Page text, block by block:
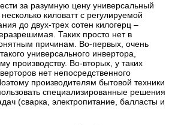
за разумную цену универсальный
киловатт с регулируемой
до двух-трех сотен килогерц –
Таких просто нет в
причинам. Во-первых, очень
универсального инвертора,
производству. Во-вторых, у таких
нет непосредственного
производителям бытовой техники
специализированные решения
(сварка, электропитание, балласты и